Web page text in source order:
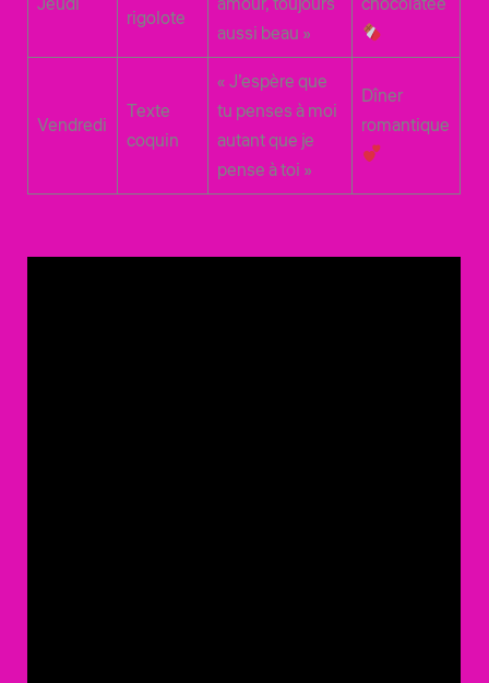
rigolote
aussi beau »
Vendredi
Texte
coquin
« J’espère que
tu penses à moi
autant que je
pense à toi »
Dîner
romantique